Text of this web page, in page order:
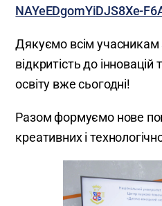
NAYeEDgomYiDJS8Xe-
Дякуємо всім учасникам
відкритість до
освіту вже сьогодні!
Разом формуємо нове
креативних і